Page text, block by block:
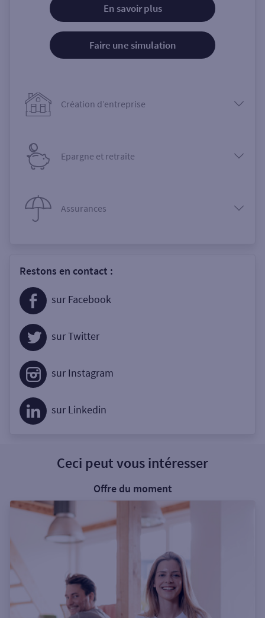
En savoir plus
Faire une simulation
Création d’entreprise
Epargne et retraite
Assurances
Restons en contact :
sur Facebook
sur Twitter
sur Instagram
sur Linkedin
Ceci peut vous intéresser
Offre du moment